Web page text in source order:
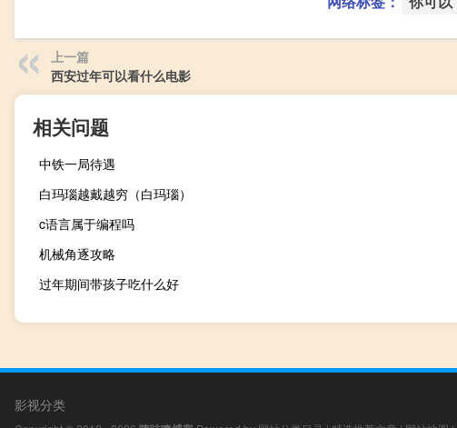
上一篇
西安过年可以看什么电影
相关问题
中铁一局待遇
白玛瑙越戴越穷（白玛瑙）
c语言属于编程吗
机械角逐攻略
过年期间带孩子吃什么好
影视分类